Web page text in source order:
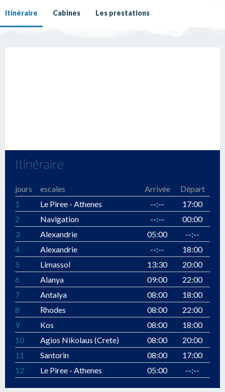
Itinéraire Cabines Les prestations
Itinéraire
jours escales Arrivée
Départ
1
Le Piree - Athenes --:--
17:00
2
Navigation --:--
00:00
3
Alexandrie 05:00
--:--
4
Alexandrie --:--
18:00
5
Limassol 13:30
20:00
6
Alanya 09:00
22:00
7
Antalya 08:00
18:00
8
Rhodes 08:00
22:00
9
Kos 08:00
18:00
10
Agios Nikolaus (Crete) 08:00
20:00
11
Santorin 08:00
17:00
12
Le Piree - Athenes 05:00 --:--